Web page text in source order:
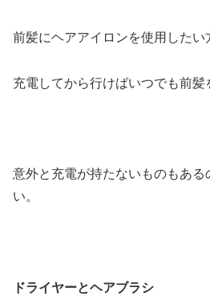
前髪にヘアアイロンを使用したい
充電してから行けばいつでも前髪
意外と充電が持たないものもある
い。
ドライヤーとヘアブラシ